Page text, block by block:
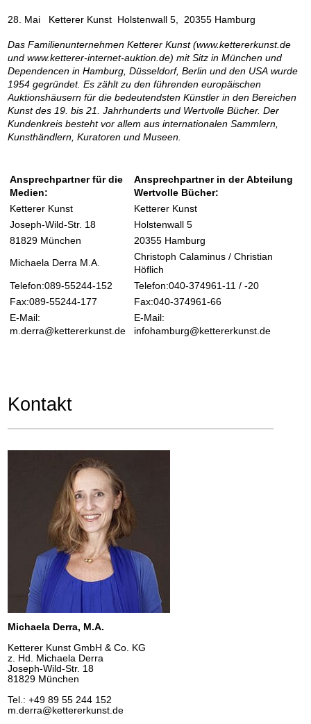
28. Mai Ketterer Kunst Holstenwall 5, 20355 Hamburg
Das Familienunternehmen Ketterer Kunst (www.kettererkunst.de
und www.ketterer-internet-auktion.de) mit Sitz in München und
Dependencen in Hamburg, Düsseldorf, Berlin und den USA wurde
1954 gegründet. Es zählt zu den führenden europäischen
Auktionshäusern für die bedeutendsten Künstler in den Bereichen
Kunst des 19. bis 21. Jahrhunderts und Wertvolle Bücher. Der
Kundenkreis besteht vor allem aus internationalen Sammlern,
Kunsthändlern, Kuratoren und Museen.
Ansprechpartner für die
Medien:
Ansprechpartner in der Abteilung
Wertvolle Bücher:
Ketterer Kunst
Ketterer Kunst
Joseph-Wild-Str. 18
Holstenwall 5
81829 München
20355 Hamburg
Michaela Derra M.A.
Christoph Calaminus / Christian
Höflich
Telefon:089-55244-152
Telefon:040-374961-11 / -20
Fax:089-55244-177
Fax:040-374961-66
E-Mail:
m.derra@kettererkunst.de
E-Mail:
infohamburg@kettererkunst.de
Kontakt
Michaela Derra, M.A.
Ketterer Kunst GmbH & Co. KG
z. Hd. Michaela Derra
Joseph-Wild-Str. 18
81829 München
Tel.: +49 89 55 244 152
m.derra@kettererkunst.de